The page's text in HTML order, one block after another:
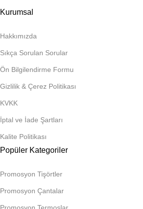
Kurumsal
Hakkımızda
Sıkça Sorulan Sorular
Ön Bilgilendirme Formu
Gizlilik & Çerez Politikası
KVKK
İptal ve İade Şartları
Kalite Politikası
Popüler Kategoriler
Promosyon Tişörtler
Promosyon Çantalar
Promosyon Termoslar